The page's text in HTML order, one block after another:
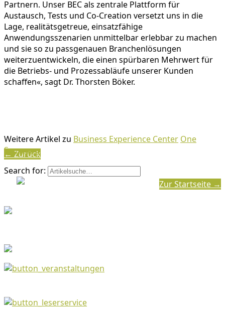
Partnern. Unser BEC als zentrale Plattform für
Austausch, Tests und Co-Creation versetzt uns in die
Lage, realitätsgetreue, einsatzfähige
Anwendungsszenarien unmittelbar erlebbar zu machen
und sie so zu passgenauen Branchenlösungen
weiterzuentwickeln, die einen spürbaren Mehrwert für
die Betriebs- und Prozessabläufe unserer Kunden
schaffen«, sagt Dr. Thorsten Böker.
Weitere Artikel zu Business Experience Center One
Samsung
Zur Startseite →
← Zurück
Search for: